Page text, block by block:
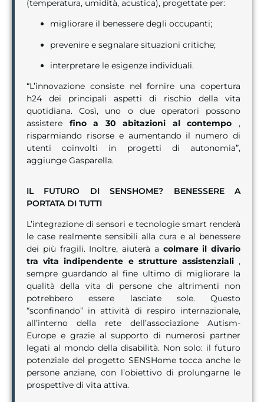
(temperatura, umidità, acustica), progettate per:
migliorare il benessere degli occupanti;
prevenire e segnalare situazioni critiche;
interpretare le esigenze individuali.
“L’innovazione consiste nel fornire una copertura
h24 dei principali aspetti di rischio della vita
quotidiana. Così, uno o due operatori possono
assistere fino a 30 abitazioni al contempo,
risparmiando risorse e aumentando il numero di
utenti coinvolti in progetti di autonomia”,
aggiunge Gasparella.
IL FUTURO DI SENSHOME? BENESSERE A
PORTATA DI TUTTI
L’integrazione di sensori e tecnologie smart renderà
le case realmente sensibili alla cura e al benessere
dei più fragili. Inoltre, aiuterà a colmare il divario
tra vita indipendente e strutture assistenziali ,
sempre guardando al fine ultimo di migliorare la
qualità della vita di persone che altrimenti non
potrebbero essere lasciate sole. Questo
“sconfinando” in attività di respiro internazionale,
all’interno della rete dell’associazione Autism-
Europe e grazie al supporto di numerosi partner
legati al mondo della disabilità. Non solo: il futuro
potenziale del progetto SENSHome tocca anche le
persone anziane, con l’obiettivo di prolungarne le
prospettive di vita attiva.